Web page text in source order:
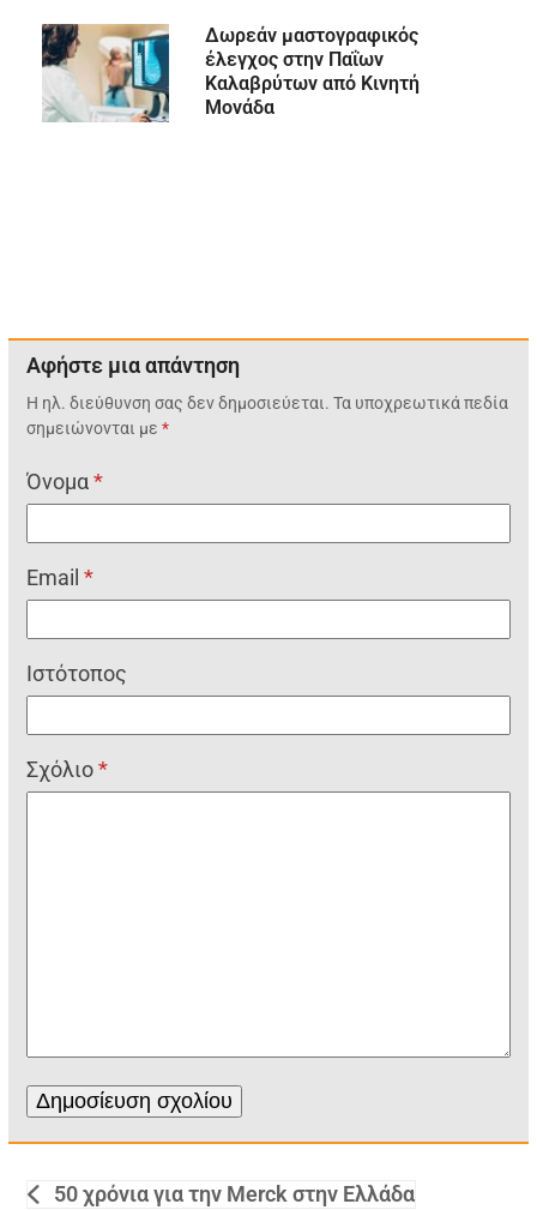
Δωρεάν μαστογραφικός
έλεγχος στην Παΐων
Καλαβρύτων από Κινητή
Μονάδα
Αφήστε μια απάντηση
Η ηλ. διεύθυνση σας δεν δημοσιεύεται. Τα υποχρεωτικά πεδία
σημειώνονται με*
Όνομα*
Email*
Ιστότοπος
Σχόλιο*
50 χρόνια για την Merck στην Ελλάδα